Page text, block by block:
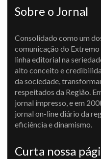
Sobre o Jornal
Consolidado como um
comunicação do Extremo
linha editorial na
alto conceito e
da sociedade,
respeitados da Região.
jornal impresso, e em
jornal on-line diário da
eficiência e dinamismo.
Curta nossa